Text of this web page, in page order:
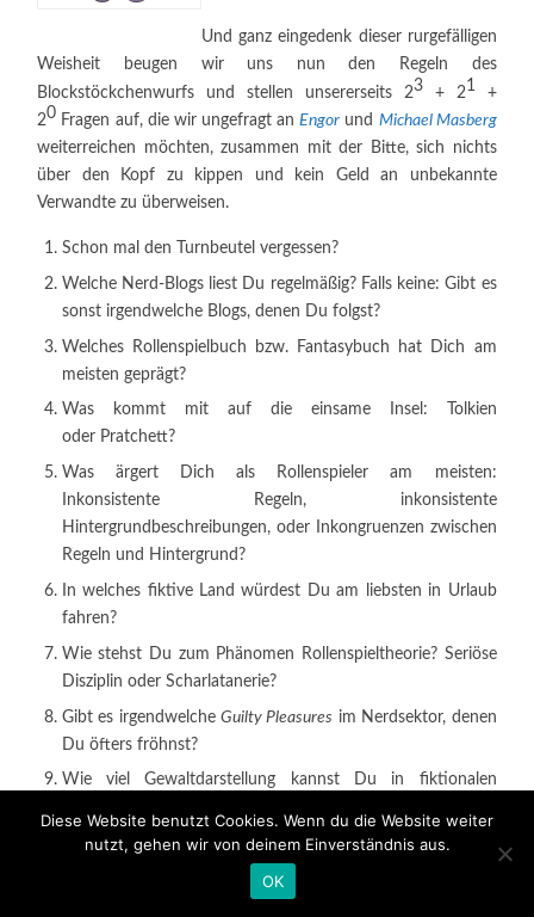
Und ganz eingedenk dieser rurgefälligen
Weisheit beugen wir uns nun den Regeln des
Blockstöckchenwurfs und stellen unsererseits 23 + 21 +
20 Fragen auf, die wir ungefragt anEngor und Michael Masberg
weiterreichen möchten, zusammen mit der Bitte, sich nichts
über den Kopf zu kippen und kein Geld an unbekannte
Verwandte zu überweisen.
Schon mal den Turnbeutel vergessen?
Welche Nerd-Blogs liest Du regelmäßig? Falls keine: Gibt es
sonst irgendwelche Blogs, denen Du folgst?
Welches Rollenspielbuch bzw. Fantasybuch hat Dich am
meisten geprägt?
Was kommt mit auf die einsame Insel: Tolkien
oder Pratchett?
Was ärgert Dich als Rollenspieler am meisten:
Inkonsistente Regeln, inkonsistente
Hintergrundbeschreibungen, oder Inkongruenzen zwischen
Regeln und Hintergrund?
In welches fiktive Land würdest Du am liebsten in Urlaub
fahren?
Wie stehst Du zum Phänomen Rollenspieltheorie? Seriöse
Disziplin oder Scharlatanerie?
Gibt es irgendwelche Guilty Pleasures im Nerdsektor, denen
Du öfters fröhnst?
Wie viel Gewaltdarstellung kannst Du in fiktionalen
Wenn du für eine bekannte fiktive Person das Ende
gestalten dürftest, wer wäre es und wie sähe es aus?
Diese Website benutzt Cookies. Wenn du die Website weiter
nutzt, gehen wir von deinem Einverständnis aus.
OK